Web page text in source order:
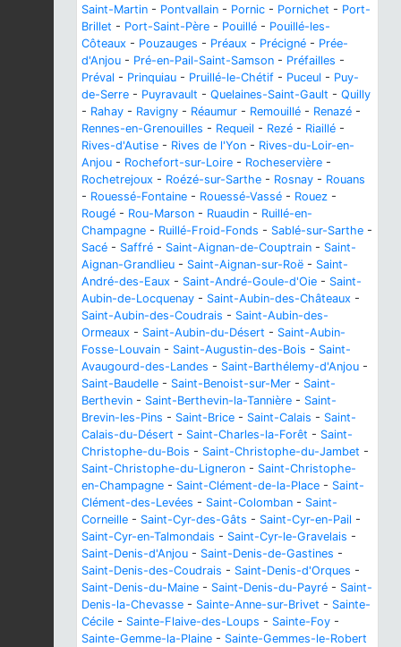
Saint-Martin - Pontvallain - Pornic - Pornichet - Port-
Brillet - Port-Saint-Père - Pouillé - Pouillé-les-
Côteaux - Pouzauges - Préaux - Précigné - Prée-
d'Anjou - Pré-en-Pail-Saint-Samson - Préfailles -
Préval - Prinquiau - Pruillé-le-Chétif - Puceul - Puy-
de-Serre - Puyravault - Quelaines-Saint-Gault - Quilly
- Rahay - Ravigny - Réaumur - Remouillé - Renazé -
Rennes-en-Grenouilles - Requeil - Rezé - Riaillé -
Rives-d'Autise - Rives de l'Yon - Rives-du-Loir-en-
Anjou - Rochefort-sur-Loire - Rocheservière -
Rochetrejoux - Roézé-sur-Sarthe - Rosnay - Rouans
- Rouessé-Fontaine - Rouessé-Vassé - Rouez -
Rougé - Rou-Marson - Ruaudin - Ruillé-en-
Champagne - Ruillé-Froid-Fonds - Sablé-sur-Sarthe -
Sacé - Saffré - Saint-Aignan-de-Couptrain - Saint-
Aignan-Grandlieu - Saint-Aignan-sur-Roë - Saint-
André-des-Eaux - Saint-André-Goule-d'Oie - Saint-
Aubin-de-Locquenay - Saint-Aubin-des-Châteaux -
Saint-Aubin-des-Coudrais - Saint-Aubin-des-
Ormeaux - Saint-Aubin-du-Désert - Saint-Aubin-
Fosse-Louvain - Saint-Augustin-des-Bois - Saint-
Avaugourd-des-Landes - Saint-Barthélemy-d'Anjou -
Saint-Baudelle - Saint-Benoist-sur-Mer - Saint-
Berthevin - Saint-Berthevin-la-Tannière - Saint-
Brevin-les-Pins - Saint-Brice - Saint-Calais - Saint-
Calais-du-Désert - Saint-Charles-la-Forêt - Saint-
Christophe-du-Bois - Saint-Christophe-du-Jambet -
Saint-Christophe-du-Ligneron - Saint-Christophe-
en-Champagne - Saint-Clément-de-la-Place - Saint-
Clément-des-Levées - Saint-Colomban - Saint-
Corneille - Saint-Cyr-des-Gâts - Saint-Cyr-en-Pail -
Saint-Cyr-en-Talmondais - Saint-Cyr-le-Gravelais -
Saint-Denis-d'Anjou - Saint-Denis-de-Gastines -
Saint-Denis-des-Coudrais - Saint-Denis-d'Orques -
Saint-Denis-du-Maine - Saint-Denis-du-Payré - Saint-
Denis-la-Chevasse - Sainte-Anne-sur-Brivet - Sainte-
Cécile - Sainte-Flaive-des-Loups - Sainte-Foy -
Sainte-Gemme-la-Plaine - Sainte-Gemmes-le-Robert